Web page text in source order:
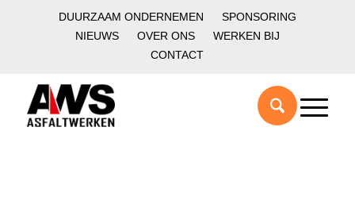
DUURZAAM ONDERNEMEN
SPONSORING
NIEUWS
OVER ONS
WERKEN BIJ
CONTACT